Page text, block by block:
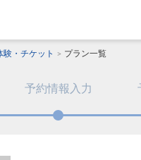
験・チケット プラン一覧
予約情報入力